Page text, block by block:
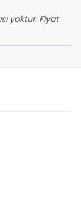
yoktur. Fiyat